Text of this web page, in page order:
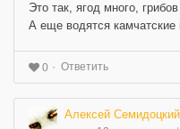
Это так, ягод много,
А еще водятся камчатские
0 Ответить
Алексей Семидоцкий